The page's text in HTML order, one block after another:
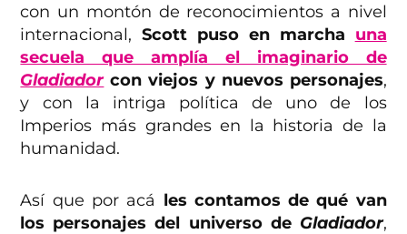
con un montón de reconocimientos a nivel
internacional,Scott puso en marcha una
secuela que amplía el imaginario de
Gladiadorcon viejos y nuevos personajes,
y con la intriga política de uno de los
Imperios más grandes en la historia de la
humanidad.
Así que por acá les contamos de qué van
los personajes del universo de Gladiador,